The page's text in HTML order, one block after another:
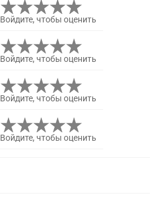
Войдите, чтобы оценить
Войдите, чтобы оценить
Войдите, чтобы оценить
Войдите, чтобы оценить